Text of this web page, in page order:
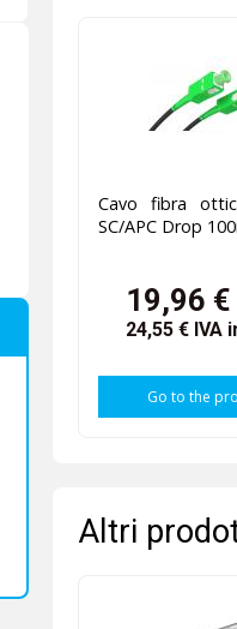
Cavo fibra
SC/APC Drop
19,96 €
24,55 € IVA
Go to the
Altri